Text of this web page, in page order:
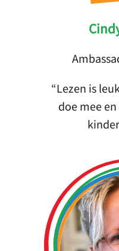
Lezen is
doe mee